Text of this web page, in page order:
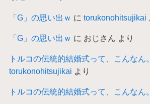
「G」の思い出ｗ に torukonohitsujikai
「G」の思い出ｗ に おじさん より
トルコの伝統的結婚式って、こんなん。
torukonohitsujikai より
トルコの伝統的結婚式って、こんなん。